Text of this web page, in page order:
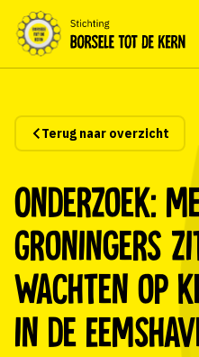
Terug naar overzicht
Onderzoek:
Groningers
wachten op
in de